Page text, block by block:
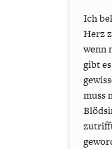
Ich
Herz
wenn
gibt
muss